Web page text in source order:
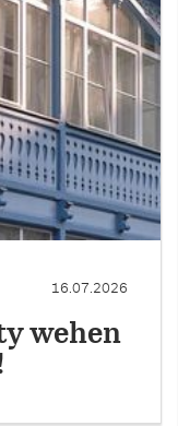
16.07.2026
wehen